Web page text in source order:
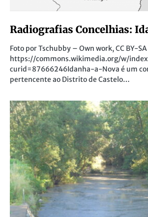
Radiografias Concelhias:
Foto por Tschubby – Own work, CC BY-
https://commons.wikimedia.org/w/
curid=87666246Idanha-a-Nova é um
pertencente ao Distrito de Castelo…